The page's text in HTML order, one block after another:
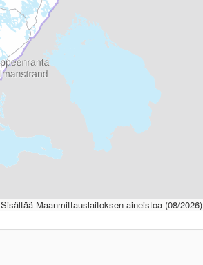
Sisältää Maanmittauslaitoksen aineistoa (08/2026)